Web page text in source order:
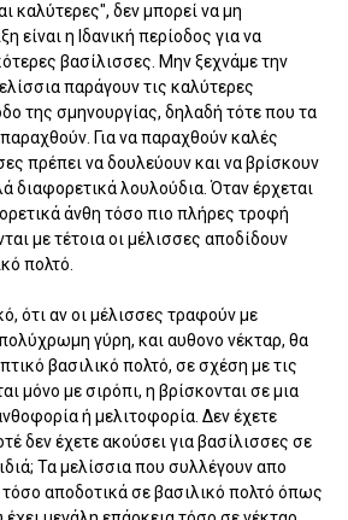
καλύτερες", δεν μπορεί να μη
είναι η Ιδανική περίοδος για να
βασίλισσες. Μην ξεχνάμε την
παράγουν τις καλύτερες
της σμηνουργίας, δηλαδή τότε που τα
Για να παραχθούν καλές
πρέπει να δουλεύουν και να βρίσκουν
διαφορετικά λουλούδια. Όταν έρχεται
άνθη τόσο πιο πλήρες τροφή
με τέτοια οι μέλισσες αποδίδουν
πολτό.
ότι αν οι μέλισσες τραφούν με
γύρη, και αυθονο νέκταρ, θα
βασιλικό πολτό, σε σχέση με τις
μόνο με σιρόπι, η βρίσκονται σε μια
ή μελιτοφορία. Δεν έχετε
δεν έχετε ακούσει για βασίλισσες σε
Τα μελίσσια που συλλέγουν απο
τόσο αποδοτικά σε βασιλικό πολτό όπως